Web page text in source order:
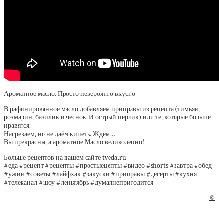
Ароматное масло. Просто невероятно вкусно
В рафинированное масло добавляем приправы из рецепта (тимьян,
розмарин, базилик и чеснок. И острый перчик) или те, которые больше
нравятся.
Нагреваем, но не даём кипеть. Ждём…
Вы прекрасны, а ароматное Масло великолепно!
Больше рецептов на нашем сайте tveda.ru
#еда #рецепт #рецепты #простыецепты #видео #shorts #завтра #обед
#ужин #советы #лайфхак #закуски #приправы #десерты #кухня
#телеканал #шоу #леньтябрь #думалнепригодится
©